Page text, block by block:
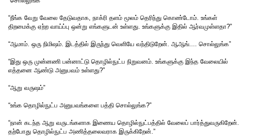
“நீங்க வேறு வேலை தேடுவதாக, நாக்ரி தளம் மூலம் தெரிந்து கொண்டோம். உங்கள்
திறமைக்கு ஏற்ற வாய்ப்பு ஒன்று எங்களுடன் உள்ளது. உங்களுக்கு இதில் ஆர்வமுள்ளதா?”
“ஆமாம். ஒரு நிமிஷம். இடத்தில் இருந்து வெளியே வந்திடுறேன். ஆஆங்.... சொல்லுங்க”
“இது ஒரு முன்னணி பன்னாட்டு தொழில்நுட்ப நிறுவனம். உங்களுக்கு இந்த வேலையில்
எத்தனை ஆண்டு அனுபவம் உள்ளது?”
“ஆறு வருஷம்”
“உங்க தொழில்நுட்ப அனுபவங்களை பத்தி சொல்லுங்க?”
“நான் கடந்த ஆறு வருடங்களாக இணைய தொழில்நுட்பத்தில் வேலைப் பார்த்துவருகிறேன்.
தற்போது தொழில்நுட்ப அணித்தலைவராக இருக்கிறேன்.”